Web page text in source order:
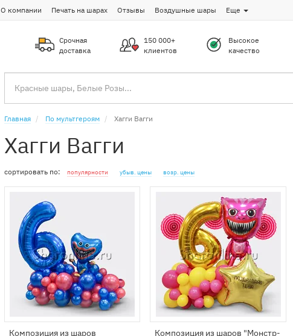
О компании Печать на шарах Отзывы Воздушные шары Еще
Срочная
доставка
150 000+
клиентов
Высокое
качество
Главная По мультгероям Хагги Вагги
Хагги Вагги
сортировать по: популярности убыв. цены возр. цены
Композиция из шаров
Композиция из шаров "Монстр-